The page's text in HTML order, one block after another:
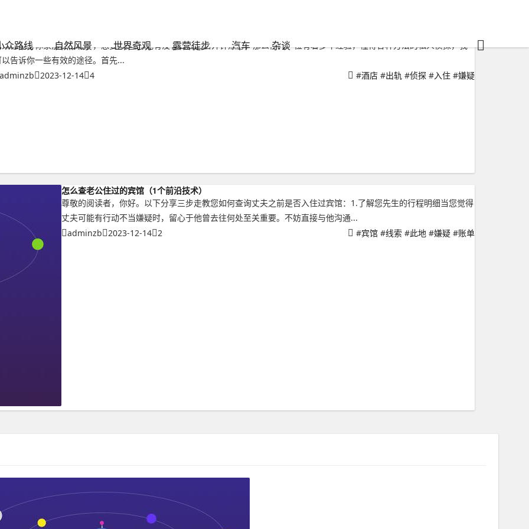
众路线 自然风景 世界奇观 露营徒步 汽车 杂谈
你觉得你家那位出轨了，想要知道他/她有没有去过酒店开钟点房，那么作为一位有着多年经验，懂得各种方法的私人侦探，我
告诉你一些有效的途径。首先...
adminzb 2023-12-14 4 #酒店 #出轨 #侦探 #入住 #嫌疑
怎么查老公住过的宾馆（1个前沿技术）
尊敬的阅读者，你好。以下分享三步走教您如何查询丈夫之前是否入住过宾馆：1.了解您先生的行程明细当您觉得
丈夫可能有行动不当嫌疑时，留心于他曾去往何处至关重要。不妨直接与他沟通...
adminzb 2023-12-14 2 #宾馆 #线索 #此地 #嫌疑 #账单